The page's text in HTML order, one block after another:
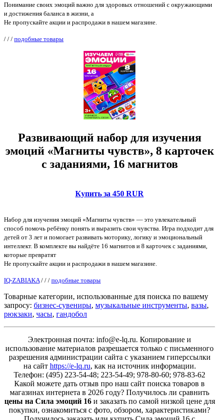
Понимание своих эмоций важно для здоровых отношений с окружающими
и достижения баланса в жизни, а
Не пропускайте акции и распродажи в нашем магазине.
/ / / подобные товары
Развивающий набор для изучения
эмоций «Магниты чувств», 8 карточек
с заданиями, 16 магнитов
Купить за 450 RUR
Набор для изучения эмоций «Магниты чувств» — это увлекательный
способ помочь ребёнку понять и выразить свои чувства. Игра подходит для
детей от 3 лет и помогает развивать моторику, логику и эмоциональный
интеллект. В комплекте вы найдёте 16 магнитов и 8 карточек с заданиями,
которые превратят
Не пропускайте акции и распродажи в нашем магазине.
IQ-ZABIAKA / / / подобные товары
Товарные категории, использованные для поиска по вашему
запросу: бизнес-сувениры, музыкальные инструменты, вазы,
рюкзаки, часы, гандобол
Электронная почта: info@e-lq.ru. Копирование и
использование материалов разрешается только с письменного
разрешения администрации сайта с указанием гиперссылки
на сайт https://e-lq.ru, как на источник информации.
Телефон: (495) 223-54-48; 223-54-49; 978-80-60; 978-83-62
Какой можете дать отзыв про наш сайт поиска товаров в
магазинах интернета в 2026 году? Получилось ли сравнить
цены на Сила эмоций 16и заказать по самой низкой цене для
покупки, ознакомиться с фото, обзором, характеристиками?